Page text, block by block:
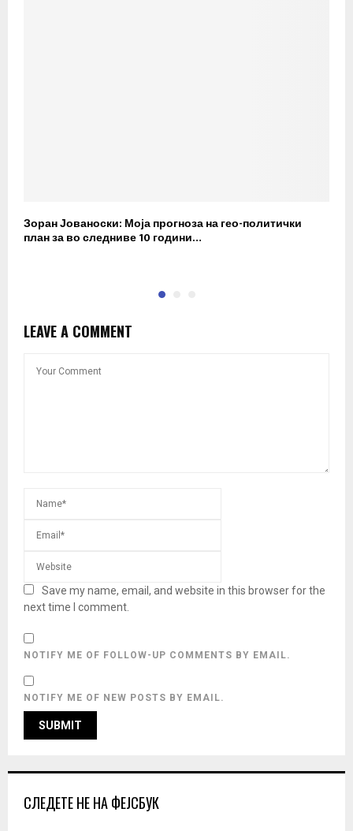
Зоран Јованоски: Моја прогноза на гео-политички
план за во следниве 10 години…
LEAVE A COMMENT
Save my name, email, and website in this browser for the
next time I comment.
NOTIFY ME OF FOLLOW-UP COMMENTS BY EMAIL.
NOTIFY ME OF NEW POSTS BY EMAIL.
СЛЕДЕТЕ НЕ НА ФЕЈСБУК